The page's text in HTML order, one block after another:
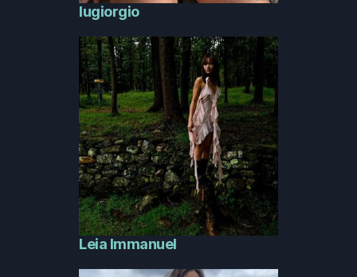
lugiorgio
Leia Immanuel